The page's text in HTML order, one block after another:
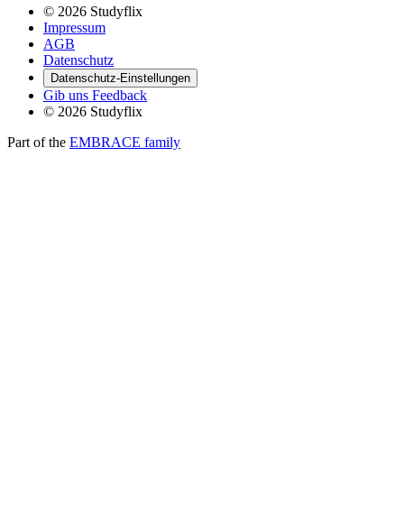
© 2026 Studyflix
Impressum
AGB
Datenschutz
Datenschutz-Einstellungen
Gib uns Feedback
© 2026 Studyflix
Part of the EMBRACE family